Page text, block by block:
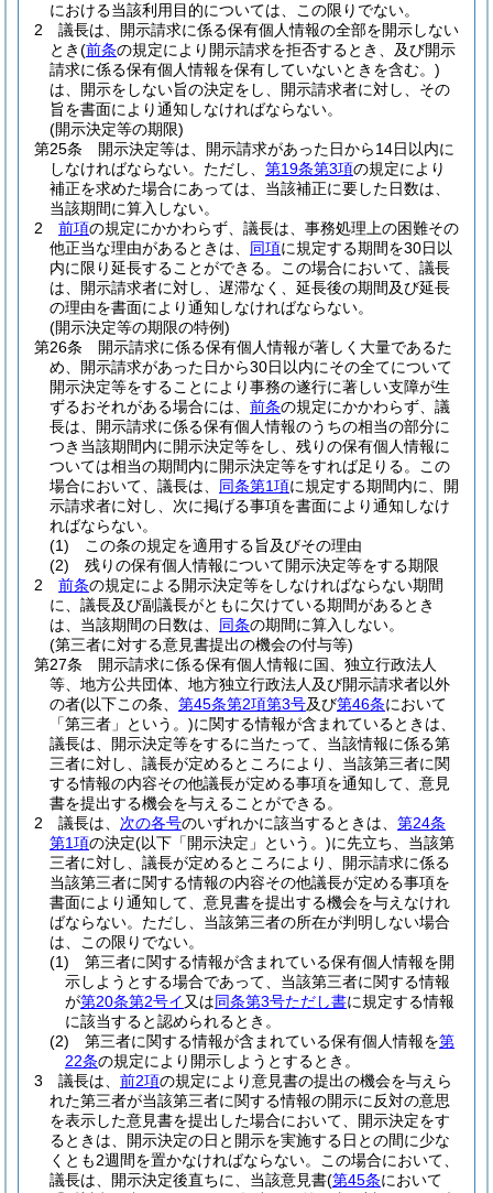
における当該利用目的については、この限りでない。
2
議長は、開示請求に係る保有個人情報の全部を開示しない
とき(前条の規定により開示請求を拒否するとき、及び開示
請求に係る保有個人情報を保有していないときを含む。)
は、開示をしない旨の決定をし、開示請求者に対し、その
旨を書面により通知しなければならない。
(開示決定等の期限)
第25条
開示決定等は、開示請求があった日から14日以内に
しなければならない。 ただし、 第19条第3項の規定により
補正を求めた場合にあっては、当該補正に要した日数は、
当該期間に算入しない。
2
前項の規定にかかわらず、議長は、事務処理上の困難その
他正当な理由があるときは、 同項に規定する期間を30日以
内に限り延長することができる。
この場合において、議長
は、開示請求者に対し、遅滞なく、延長後の期間及び延長
の理由を書面により通知しなければならない。
(開示決定等の期限の特例)
第26条
開示請求に係る保有個人情報が著しく大量であるた
め、開示請求があった日から30日以内にその全てについて
開示決定等をすることにより事務の遂行に著しい支障が生
ずるおそれがある場合には、 前条の規定にかかわらず、議
長は、開示請求に係る保有個人情報のうちの相当の部分に
つき当該期間内に開示決定等をし、残りの保有個人情報に
ついては相当の期間内に開示決定等をすれば足りる。
この
場合において、議長は、 同条第1項に規定する期間内に、開
示請求者に対し、次に掲げる事項を書面により通知しなけ
ればならない。
(1)
この条の規定を適用する旨及びその理由
(2)
残りの保有個人情報について開示決定等をする期限
2
前条の規定による開示決定等をしなければならない期間
に、議長及び副議長がともに欠けている期間があるとき
は、当該期間の日数は、 同条の期間に算入しない。
(第三者に対する意見書提出の機会の付与等)
第27条
開示請求に係る保有個人情報に国、独立行政法人
等、地方公共団体、地方独立行政法人及び開示請求者以外
の者(以下この条、 第45条第2項第3号及び第46条において
「第三者」という。)に関する情報が含まれているときは、
議長は、開示決定等をするに当たって、当該情報に係る第
三者に対し、議長が定めるところにより、当該第三者に関
する情報の内容その他議長が定める事項を通知して、意見
書を提出する機会を与えることができる。
2
議長は、 次の各号のいずれかに該当するときは、 第24条
第1項の決定(以下「開示決定」という。)に先立ち、当該第
三者に対し、議長が定めるところにより、開示請求に係る
当該第三者に関する情報の内容その他議長が定める事項を
書面により通知して、意見書を提出する機会を与えなけれ
ばならない。 ただし、当該第三者の所在が判明しない場合
は、この限りでない。
(1)
第三者に関する情報が含まれている保有個人情報を開
示しようとする場合であって、当該第三者に関する情報
が第20条第2号イ 又は同条第3号ただし書に規定する情報
に該当すると認められるとき。
(2)
第三者に関する情報が含まれている保有個人情報を第
22条の規定により開示しようとするとき。
3
議長は、 前2項の規定により意見書の提出の機会を与えら
れた第三者が当該第三者に関する情報の開示に反対の意思
を表示した意見書を提出した場合において、開示決定をす
るときは、開示決定の日と開示を実施する日との間に少な
くとも2週間を置かなければならない。
この場合において、
議長は、開示決定後直ちに、当該意見書(第45条において